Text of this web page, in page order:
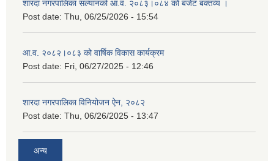
शारदा नगरपालिका सल्यानको आ.व. २०८३।०८४ को बजेट बक्तव्य ।
Post date: Thu, 06/25/2026 - 15:54
आ.व. २०८२।०८३ को वार्षिक विकास कार्यक्रम
Post date: Fri, 06/27/2025 - 12:46
शारदा नगरपालिका विनियोजन ऐन, २०८२
Post date: Thu, 06/26/2025 - 13:47
अन्य